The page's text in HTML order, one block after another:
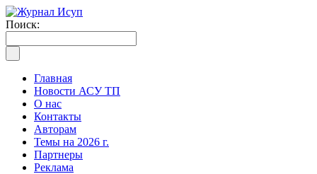
Поиск:
Главная
Новости АСУ ТП
О нас
Контакты
Авторам
Темы на 2026 г.
Партнеры
Реклама